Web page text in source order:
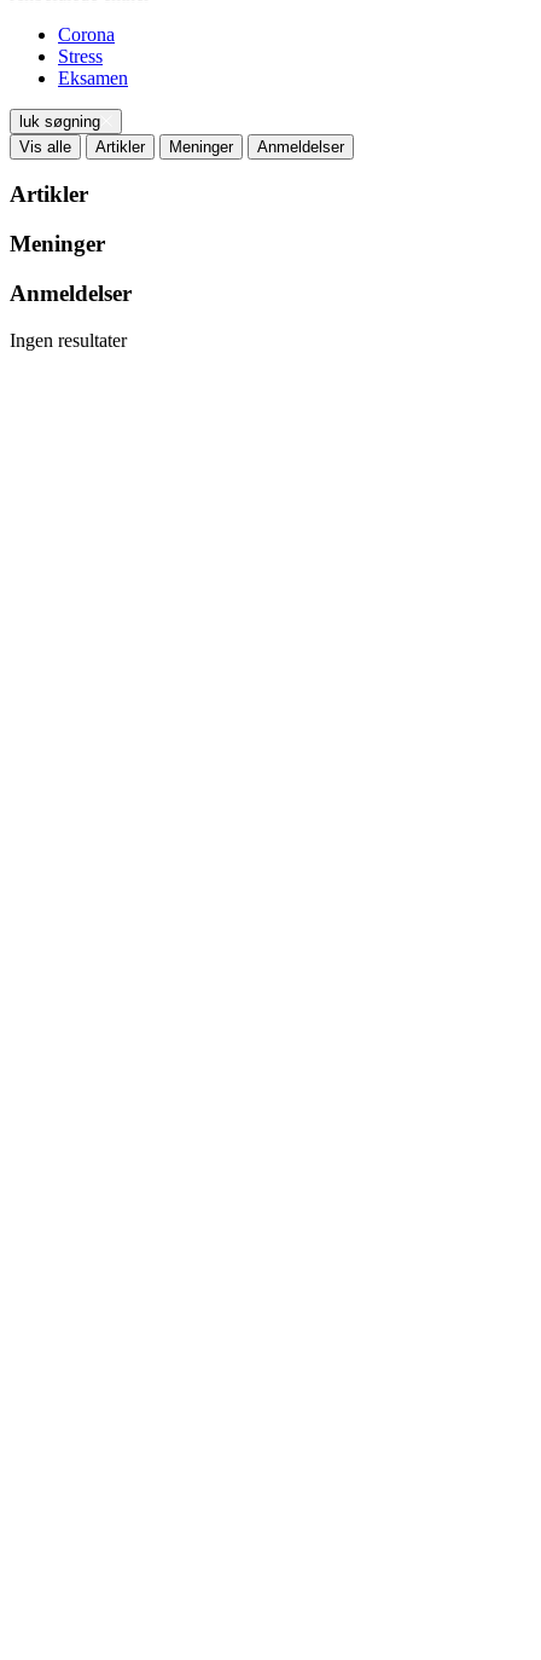
Corona
Stress
Eksamen
luk søgning
Vis alle
Artikler Meninger Anmeldelser
Artikler
Meninger
Anmeldelser
Ingen resultater